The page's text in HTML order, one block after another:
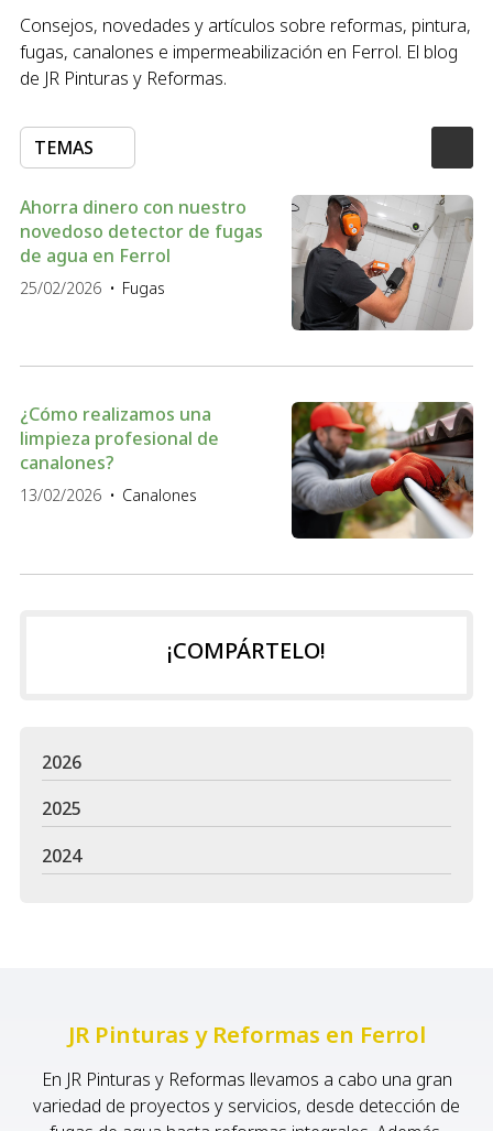
Consejos, novedades y artículos sobre reformas, pintura,
fugas, canalones e impermeabilización en Ferrol. El blog
de JR Pinturas y Reformas.
TEMAS
Ahorra dinero con nuestro
novedoso detector de fugas
de agua en Ferrol
25/02/2026 Fugas
¿Cómo realizamos una
limpieza profesional de
canalones?
13/02/2026 Canalones
¡COMPÁRTELO!
2026
2025
2024
JR Pinturas y Reformas en Ferrol
En JR Pinturas y Reformas llevamos a cabo una gran
variedad de proyectos y servicios, desde detección de